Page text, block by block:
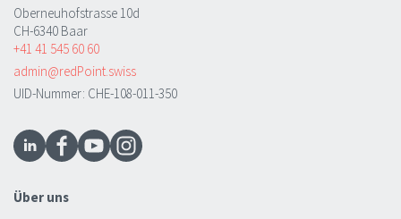
Oberneuhofstrasse 10d
CH-6340 Baar
+41 41 545 60 60
admin@redPoint.swiss
UID-Nummer: CHE-108-011-350
Über uns